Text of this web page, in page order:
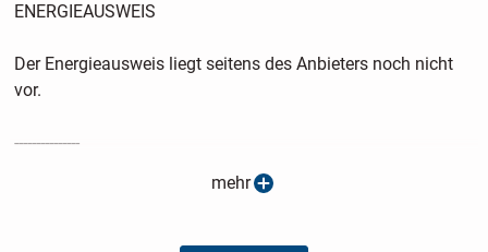
ENERGIEAUSWEIS
Der Energieausweis liegt seitens des Anbieters noch nicht
vor.
---------------
Diese Drei-Zimmer-Dachgeschosswohnung wurde im Jahr
Anlagentechnik ausgestattet. Sie bietet eine Wohnfläche
mehr